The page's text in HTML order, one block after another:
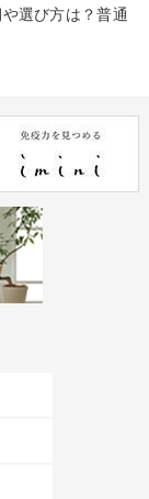
選び方は？普通